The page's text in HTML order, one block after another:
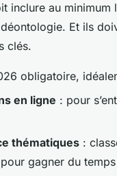
inclure au
Et ils
clés.
obligatoire,
en ligne : pour
thématiques :
gagner du temps